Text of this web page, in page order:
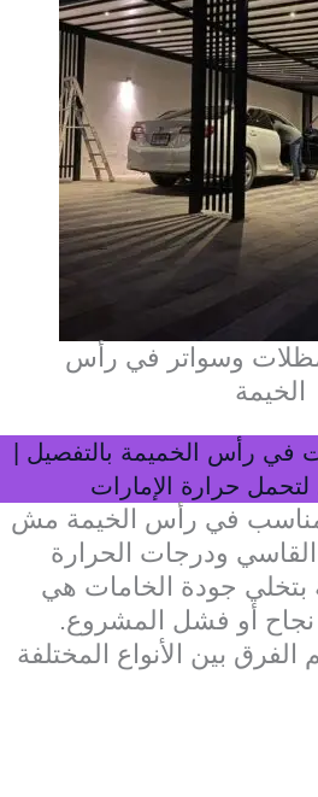
وسواتر في رأس
الخيمة
في رأس الخميمة بالتفصيل |
لتحمل حرارة الإمارات
في رأس الخيمة مش
القاسي ودرجات الحرارة
بتخلي جودة الخامات هي
أو فشل المشروع.
بين الأنواع المختلفة